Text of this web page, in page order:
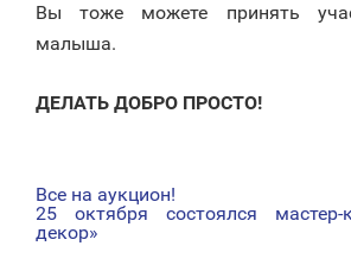
Вы тоже можете принять
малыша.
ДЕЛАТЬ ДОБРО ПРОСТО!
НАВИГАЦИЯ
ПО
Все на аукцион!
25 октября состоялся мастер-
декор»